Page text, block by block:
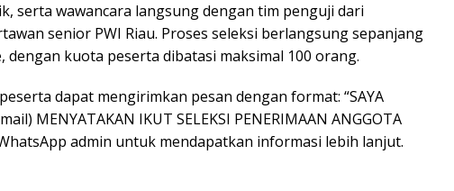
serta wawancara langsung dengan tim penguji dari
senior PWI Riau. Proses seleksi berlangsung sepanjang
dengan kuota peserta dibatasi maksimal 100 orang.
dapat mengirimkan pesan dengan format: “SAYA
MENYATAKAN IKUT SELEKSI PENERIMAAN ANGGOTA
admin untuk mendapatkan informasi lebih lanjut.